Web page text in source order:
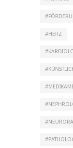
HERZ